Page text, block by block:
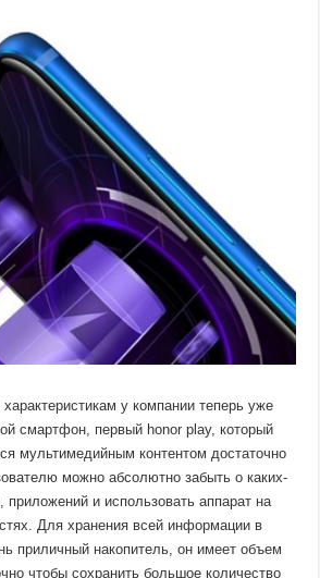
у компании теперь уже
смартфон, первый honor play, который
мультимедийным контентом достаточно
можно абсолютно забыть о каких-
приложений и использовать аппарат на
Для хранения всей информации в
приличный накопитель, он имеет объем
чтобы сохранить большое количество